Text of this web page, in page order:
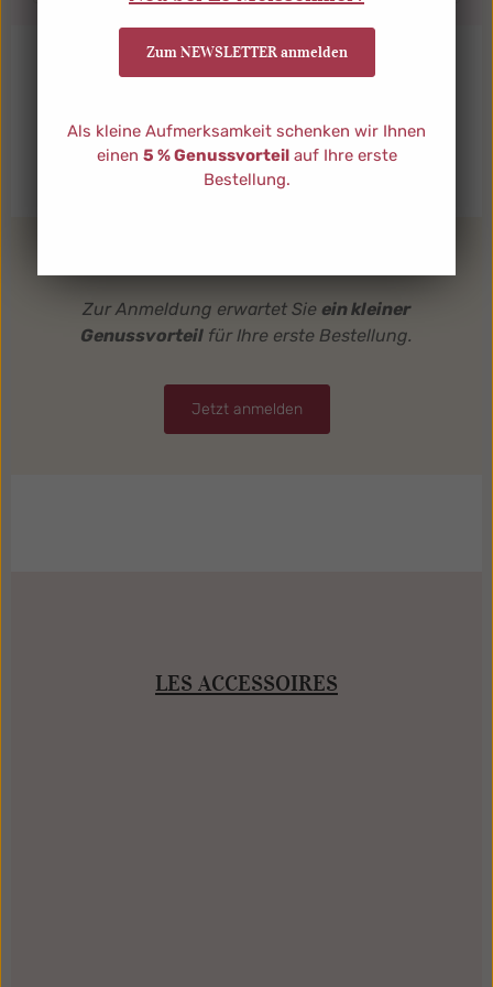
Zur Anmeldung erwartet Sie ein kleiner
Genussvorteil für Ihre erste Bestellung.
Jetzt anmelden
LES ACCESSOIRES
Zum NEWSLETTER anmelden
Als kleine Aufmerksamkeit schenken wir Ihnen
einen 5 % Genussvorteilauf Ihre erste
Bestellung.